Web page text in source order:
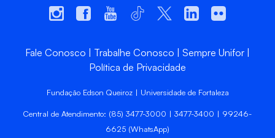
Fale Conosco Trabalhe Conosco
Sempre Unifor
Política de Privacidade
Fundação Edson Queiroz | Universidade de Fortaleza
Central de Atendimento: (85) 3477-3000 | 3477-3400 | 99246-
6625 (WhatsApp)